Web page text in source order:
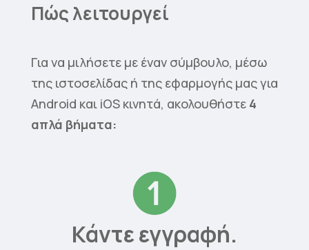
Πώς λειτουργεί
Για να μιλήσετε με έναν σύμβουλο, μέσω
της ιστοσελίδας ή της εφαρμογής μας για
Android και iOS κινητά, ακολουθήστε 4
απλά βήματα:
Κάντε εγγραφή.